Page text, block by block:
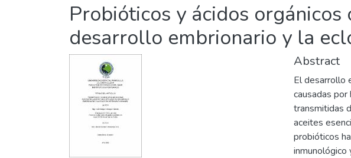
Probióticos y ácidos
desarrollo embrionario y la
Abstract
El desarrollo
causadas
transmitidas
aceites
probióticos
inmunológico